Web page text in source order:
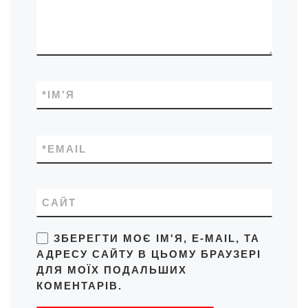
ІМ'Я
*
EMAIL
*
САЙТ
ЗБЕРЕГТИ МОЄ ІМ'Я, E-MAIL, ТА
АДРЕСУ САЙТУ В ЦЬОМУ БРАУЗЕРІ
ДЛЯ МОЇХ ПОДАЛЬШИХ
КОМЕНТАРІВ.